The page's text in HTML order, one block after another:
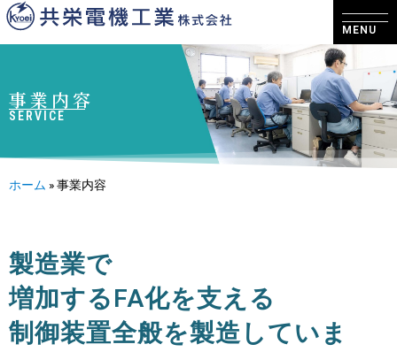
MENU
事業内容
SERVICE
ホーム »事業内容
製造業で
増加するFA化を支える
制御装置全般を製造していま